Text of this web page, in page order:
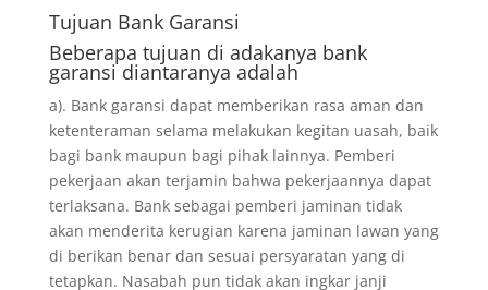
Tujuan Bank Garansi
Beberapa tujuan di adakanya bank
garansi diantaranya adalah
a). Bank garansi dapat memberikan rasa aman dan
ketenteraman selama melakukan kegitan uasah, baik
bagi bank maupun bagi pihak lainnya. Pemberi
pekerjaan akan terjamin bahwa pekerjaannya dapat
terlaksana. Bank sebagai pemberi jaminan tidak
akan menderita kerugian karena jaminan lawan yang
di berikan benar dan sesuai persyaratan yang di
tetapkan. Nasabah pun tidak akan ingkar janji